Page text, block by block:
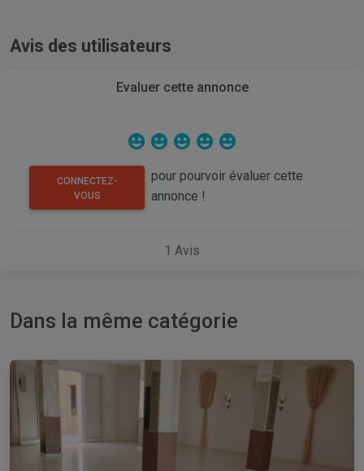
Avis des utilisateurs
Evaluer cette annonce
CONNECTEZ-
VOUS
pour pourvoir évaluer cette
annonce !
1 Avis
Dans la même catégorie